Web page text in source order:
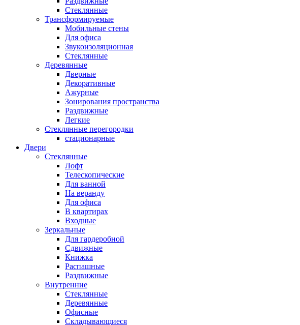
Стеклянные
Трансформируемые
Мобильные стены
Для офиса
Звукоизоляционная
Стеклянные
Деревянные
Дверные
Декоративные
Ажурные
Зонирования пространства
Раздвижные
Легкие
Стеклянные перегородки
стационарные
Двери
Стеклянные
Лофт
Телескопические
Для ванной
На веранду
Для офиса
В квартирах
Входные
Зеркальные
Для гардеробной
Сдвижные
Книжка
Распашные
Раздвижные
Внутренние
Стеклянные
Деревянные
Офисные
Складывающиеся